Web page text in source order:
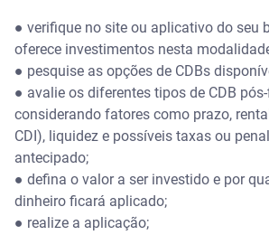
● verifique no site ou aplicativo do seu
oferece investimentos nesta
● pesquise as opções de CDBs
● avalie os diferentes tipos de CDB
considerando fatores como prazo,
CDI), liquidez e possíveis taxas ou
antecipado;
● defina o valor a ser investido e por
dinheiro ficará aplicado;
● realize a aplicação;